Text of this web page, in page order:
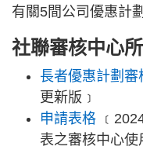
有關5間公司優惠計
社聯審核中心
長者優惠計劃審
更新版﹞
申請表格
表之審核中心使